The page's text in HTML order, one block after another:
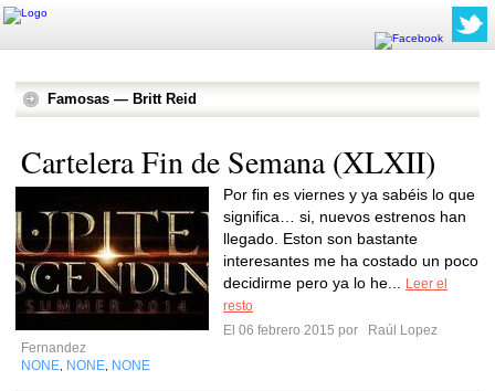
Famosas — Britt Reid
Cartelera Fin de Semana (XLXII)
Por fin es viernes y ya sabéis lo que
significa… si, nuevos estrenos han
llegado. Eston son bastante
interesantes me ha costado un poco
decidirme pero ya lo he...
Leer el
resto
El 06 febrero 2015 por
Raúl Lopez
Fernandez
NONE NONE NONE